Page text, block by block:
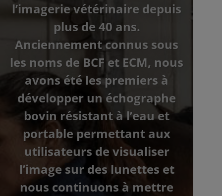
l’imagerie vétérinaire depuis
plus de 40 ans.
Anciennement connus sous
les noms de BCF et ECM, nous
avons été les premiers à
développer un échographe
bovin résistant à l’eau et
portable permettant aux
utilisateurs de visualiser
l’image sur des lunettes et
nous continuons à mettre